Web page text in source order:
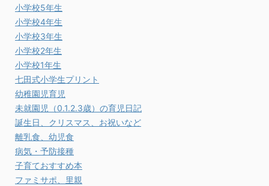
小学校5年生
小学校4年生
小学校3年生
小学校2年生
小学校1年生
七田式小学生プリント
幼稚園児育児
未就園児（0.1.2.3歳）の育児日記
誕生日、クリスマス、お祝いなど
離乳食、幼児食
病気・予防接種
子育ておすすめ本
ファミサポ、里親